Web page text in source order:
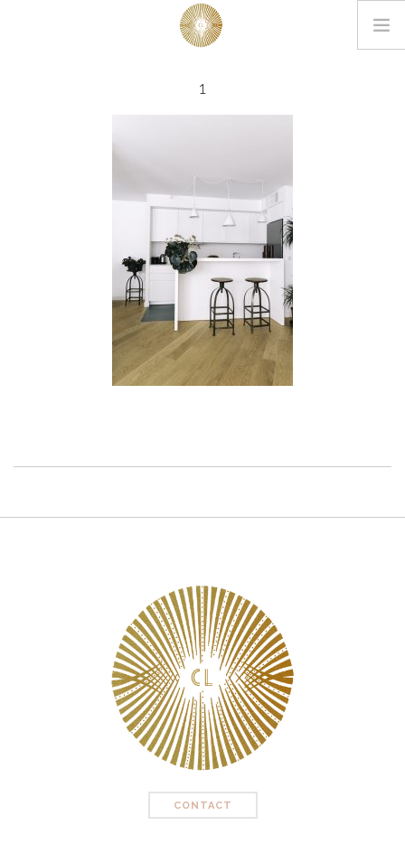
1
CONTACT